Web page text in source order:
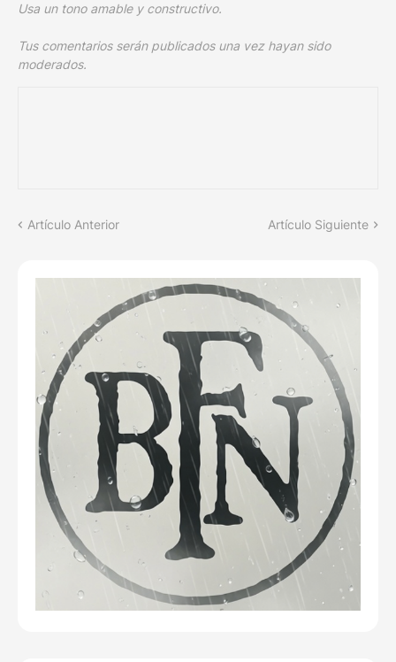
Usa un tono amable y constructivo.
Tus comentarios serán publicados una vez hayan sido
moderados.
Artículo Anterior Artículo Siguiente